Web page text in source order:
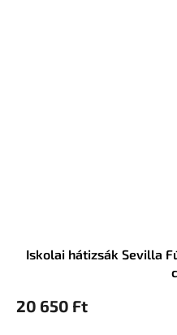
Iskolai hátizsák Sevilla
20 650 Ft